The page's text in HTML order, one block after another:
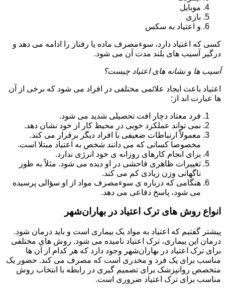
موبایل
بازی
و اعتیاد به سکس
کسی که اعتیاد دارد، سوءمصرف ماده یا رفتار را ادامه می دهد و
درگیر آسیب های بلند مدت آن می شود.
آسیب ها و نشانه های اعتیاد چیست؟
اعتیاد باعث ایجاد علائمی مختلفی در افراد می شود که برخی از آن
ها عبارت اند از:
فرد معتاد دچار افت تحصیلی شدید می شود.
نمی تواند عملکرد خوبی در محیط کار از خود نشان دهد.
معمولاً ارتباطات ضعیفی با افراد دیگر برقرار می کند.
مخصوصا کسانی که می دانند شخص به اعتیاد مبتلا است.
برای انجام کارهای روزانه ی خود انرژی ندارد.
تغییرات ظاهری فاحشی در او دیده می شود. مثلاً به طور
ناگهانی وزن زیادی کم می کند.
هنگامی که درباره ی سوءمصرف مواد از او سؤالی پرسیده
می شود، پاسخ دفاعی می دهد.
انواع روش های ترک اعتیاد در بهاران‌شهر
پیشتر گفتیم که اعتیاد به مواد یک بیماری است و باید درمان شود.
درمان این بیماری، ترک اعتیاد نامیده می شود. روش های مختلفی
برای ترک اعتیاد در بهاران‌شهر وجود دارد که هر کدام از آن ها
مناسب برای یک فرد و مخدری است که مصرف می کند. حضور یک
متخصص روانپزشک برای تصمیم گیری در رابطه با انتخاب روش
مناسب برای ترک اعتیاد ضروری است.